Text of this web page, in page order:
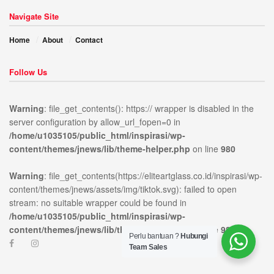
dibandingkan kaca biasa. Oleh karena itu, risiko cedera
2. Meredam Suara Lebih Baik
Lapisan interlayer pada kaca laminated membantu
meredam suara dari luar. Dengan demikian, ruangan
3. Kekuatan Lebih Tinggi
Struktur dua lapis memberikan kekuatan tambahan. Oleh
sebab itu, kaca ini cocok untuk area dengan aktivitas
Navigate Site
Home About Contact
Follow Us
Warning: file_get_contents(): https:// wrapper is disabled in the
server configuration by allow_url_fopen=0 in
/home/u1035105/public_html/inspirasi/wp-
content/themes/jnews/lib/theme-helper.php on line 980
Warning: file_get_contents(https://eliteartglass.co.id/inspirasi/wp-
content/themes/jnews/assets/img/tiktok.svg): failed to open
stream: no suitable wrapper could be found in
/home/u1035105/public_html/inspirasi/wp-
content/themes/jnews/lib/theme-helper.php
on line 980
inspirasi/wp-
lib/theme-
on
line
980Warning:
file_get_contents(https://
open stream: no suitable
Perlu bantuan ? Hubungi
Team Sales